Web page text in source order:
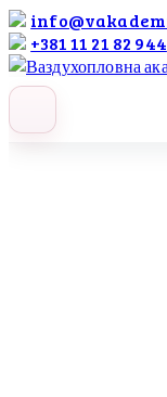
+381 11 21 82 944